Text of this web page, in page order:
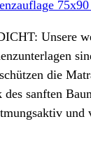
Unsere
die
des sanften
und